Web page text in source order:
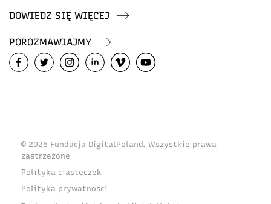
DOWIEDZ SIĘ WIĘCEJ
POROZMAWIAJMY
© 2026 Fundacja DigitalPoland. Wszystkie prawa
zastrzeżone
Polityka ciasteczek
Polityka prywatności